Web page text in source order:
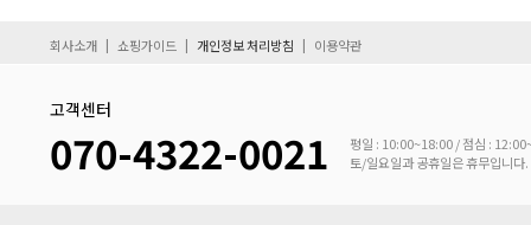
회사소개 | 쇼핑가이드 | 개인정보 처리방침 | 이용약관
고객센터
070-4322-0021
평일 : 10:00~18:00 / 점심 :
토/일요일과 공휴일은 휴무입니다.